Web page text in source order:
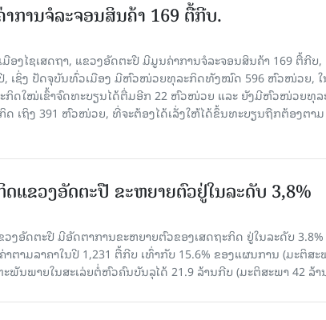
າການຈໍລະຈອນສິນຄ້າ 169 ຕື້ກີບ.
ມືອງໄຊເສດຖາ, ແຂວງອັດຕະປື ມີມູນຄ່າການຈໍລະຈອນສິນຄ້າ 169 ຕື້ກີບ
ປີ, ເຊິ່ງ ປັດຈຸບັນທົ່ວເມືອງ ມີຫົວໜ່ວຍທຸລະກິດທັງໝົດ 596 ຫົວໜ່ວຍ,
ກິດໃໝ່ເຂົ້າຈົດທະບຽນໄດ້ຕື່ມອີກ 22 ຫົວໜ່ວຍ ແລະ ຍັງມີຫົວໜ່ວຍທຸລ
ເຖິງ 391 ຫົວໜ່ວຍ, ທີ່ຈະຕ້ອງໄດ້ເລັ່ງໃຫ້ໄດ້ຂຶ້ນທະບຽນຖືກຕ້ອງຕາມ
ແຂວງອັດຕະປື ຂະຫຍາຍຕົວຢູ່ໃນລະດັບ 3,8%
ວງອັດຕະປື ມີອັດຕາການຂະຫຍາຍຕົວຂອງເສດຖະກິດ ຢູ່ໃນລະດັບ 3.8%
ຕາມລາຄາໃນປີ 1,231 ຕື້ກີບ ເທົ່າກັບ 15.6% ຂອງແຜນການ (ມະຕິສະ
ພັນພາຍໃນສະເລ່ຍຕໍ່ຫົວຄົນບັນລຸໄດ້ 21.9 ລ້ານກີບ (ມະຕິສະພາ 42 ລ້າ